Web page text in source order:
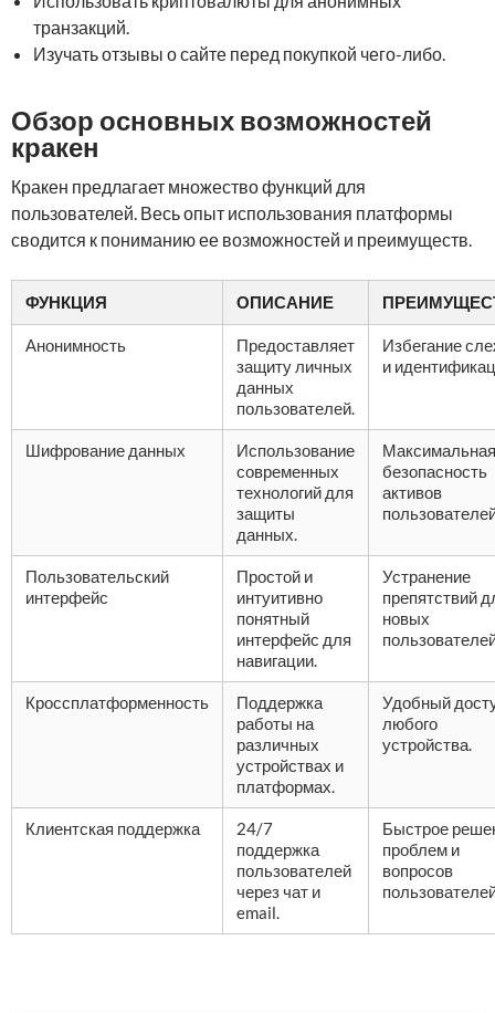
транзакций.
Изучать отзывы о сайте перед покупкой чего-либо.
Обзор основных возможностей
кракен
Кракен предлагает множество функций для
пользователей. Весь опыт использования платформы
сводится к пониманию ее возможностей и преимуществ.
ФУНКЦИЯ ОПИСАНИЕ
Анонимность
Предоставляет
защиту личных
данных
пользователей.
Избегание
и
Шифрование данных
Использование
современных
технологий для
защиты
данных.
Максимальная
безопасность
активов
Пользовательский
интерфейс
Простой и
интуитивно
понятный
интерфейс для
навигации.
Устранение
препятствий
новых
Кроссплатформенность
Поддержка
работы на
различных
устройствах и
платформах.
Удобный
любого
устройства.
Клиентская поддержка
24/7
поддержка
пользователей
через чат и
email.
Быстрое
проблем и
вопросов